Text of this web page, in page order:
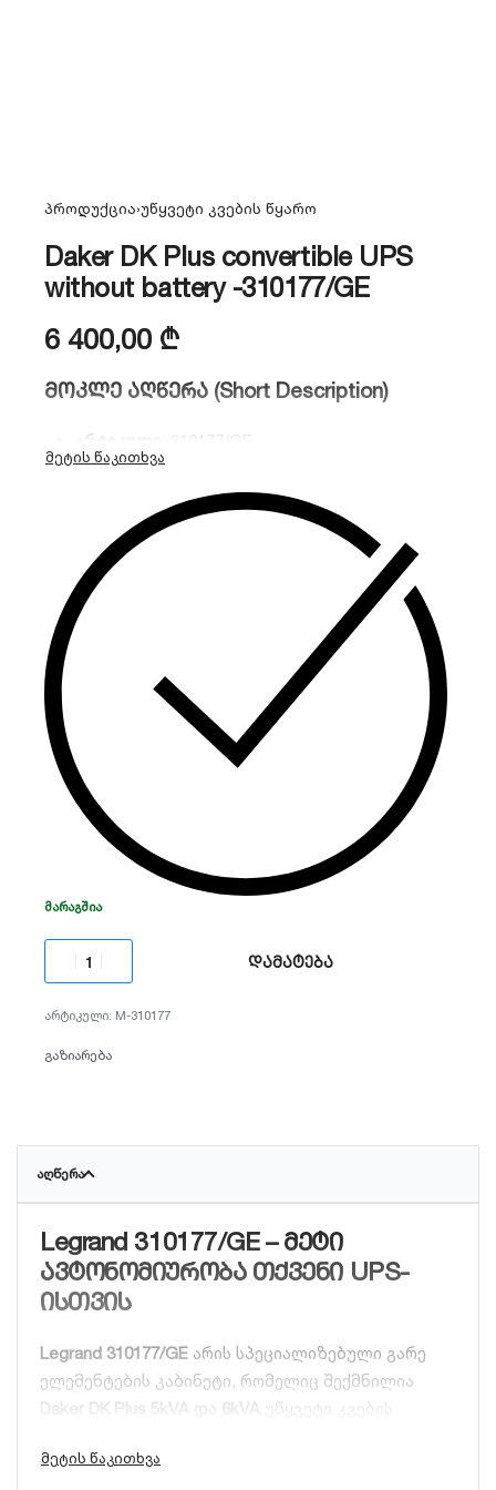
პროდუქცია›უწყვეტი კვების წყარო
Daker DK Plus convertible UPS
without battery -310177/GE
6 400,00 ₾
მოკლე აღწერა (Short Description)
არტიკული: 310177/GE
Legrand Daker DK Plus 5000VA /
ტიპი:გარე ბატარეების მოდული (EBM)
ელემენტების რაოდენობა:
20 x 12V / 7Ah (ან
9Ah კონფიგურაციის მიხედვით)
ფორმატი:Tower/Rack (3U სიმაღლე)
UPS-ის ავტონომიური
მუშაობის დროის გაზრდა
ᲛᲐᲠᲐᲒᲨᲘᲐ
დამატება
M-310177
გაზიარება
ᲐᲦᲬᲔᲠᲐ
Legrand 310177/GE – მეტი
ავტონომიურობა თქვენი UPS-
ისთვის
Legrand 310177/GE არის სპეციალიზებული გარე
ელემენტების კაბინეტი, რომელიც შექმნილია
Daker DK Plus 5kVA და 6kVA
უწყვეტი კვების
მნიშვნელოვნად გაზარდოთ სისტემის მუშაობის